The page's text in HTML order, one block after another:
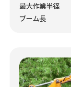
最大作業半径
ブーム長